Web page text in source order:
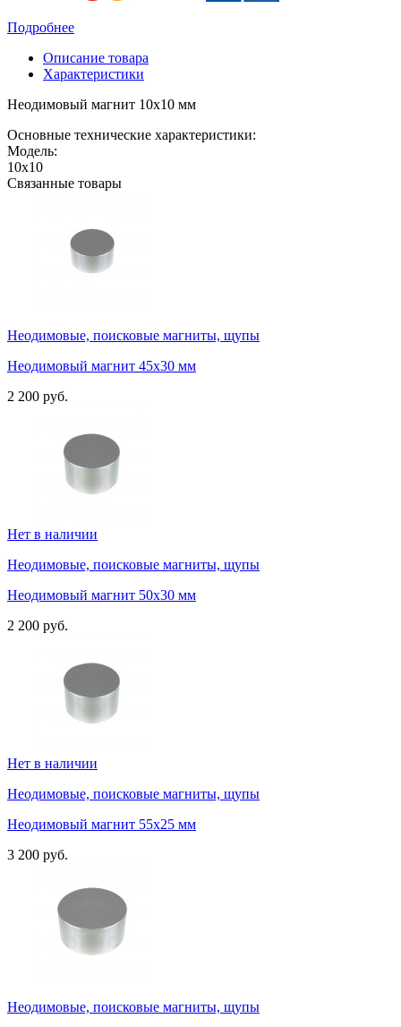
Подробнее
Описание товара
Характеристики
Неодимовый магнит 10х10 мм
Основные технические характеристики:
Модель:
10х10
Связанные товары
Неодимовые, поисковые магниты, щупы
Неодимовый магнит 45х30 мм
2 200 руб.
Нет в наличии
Неодимовые, поисковые магниты, щупы
Неодимовый магнит 50х30 мм
2 200 руб.
Нет в наличии
Неодимовые, поисковые магниты, щупы
Неодимовый магнит 55х25 мм
3 200 руб.
Неодимовые, поисковые магниты, щупы